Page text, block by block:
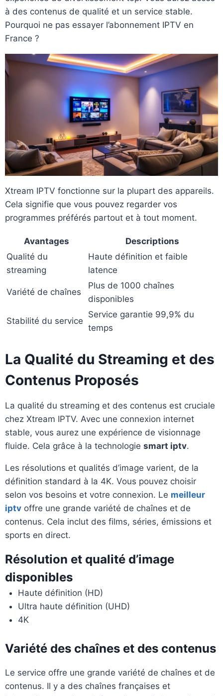
à des contenus de qualité et un service stable.
Pourquoi ne pas essayer l’abonnement IPTV en
France ?
Xtream IPTV fonctionne sur la plupart des appareils.
Cela signifie que vous pouvez regarder vos
programmes préférés partout et à tout moment.
Avantages
Descriptions
Qualité du
streaming
Haute définition et faible
latence
Variété de chaînes
Plus de 1000 chaînes
disponibles
Stabilité du service
Service garantie 99,9% du
temps
La Qualité du Streaming et des
Contenus Proposés
La qualité du streaming et des contenus est cruciale
chez Xtream IPTV. Avec une connexion internet
stable, vous aurez une expérience de visionnage
fluide. Cela grâce à la technologie smart iptv.
Les résolutions et qualités d’image varient, de la
définition standard à la 4K. Vous pouvez choisir
selon vos besoins et votre connexion. Le meilleur
iptv offre une grande variété de chaînes et de
contenus. Cela inclut des films, séries, émissions et
sports en direct.
Résolution et qualité d’image
disponibles
Haute définition (HD)
Ultra haute définition (UHD)
4K
Variété des chaînes et des contenus
Le service offre une grande variété de chaînes et de
contenus. Il y a des chaînes françaises et